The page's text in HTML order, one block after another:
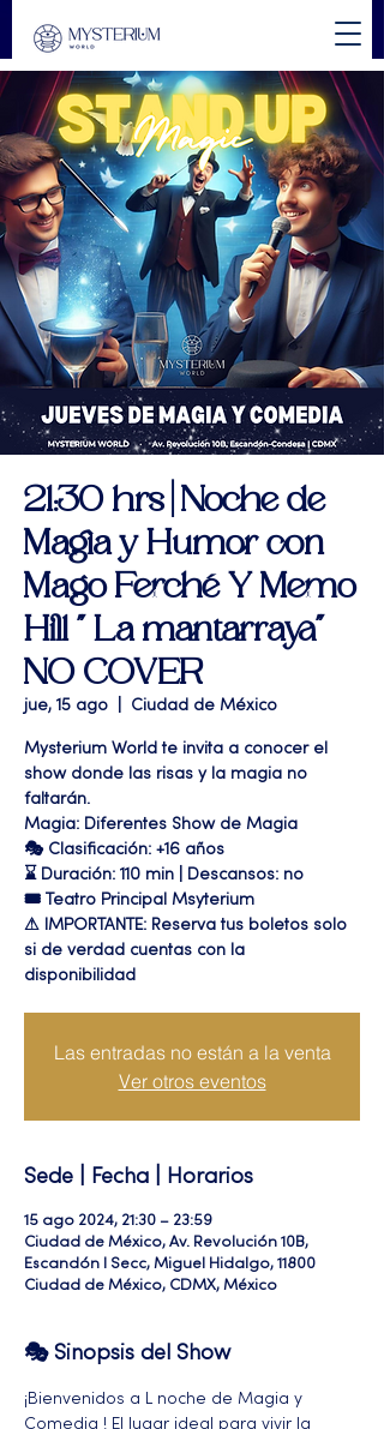
21:30 hrs | Noche de
Magia y Humor con
Mago Ferché Y Memo
Hill " La mantarraya"
NO COVER
jue, 15 ago Ciudad de México
Mysterium World te invita a conocer el
show donde las risas y la magia no
faltarán.
Magia: Diferentes Show de Magia
🎭 Clasificación: +16 años
⌛ Duración: 110 min | Descansos: no
🎟 Teatro Principal Msyterium
⚠ IMPORTANTE: Reserva tus boletos solo
si de verdad cuentas con la
disponibilidad
Las entradas no están a la venta
Ver otros eventos
Sede | Fecha | Horarios
15 ago 2024, 21:30 – 23:59
Ciudad de México, Av. Revolución 10B,
Escandón I Secc, Miguel Hidalgo, 11800
Ciudad de México, CDMX, México
🎭 Sinopsis del Show
¡Bienvenidos a L noche de Magia y
Comedia ! El lugar ideal para vivir la